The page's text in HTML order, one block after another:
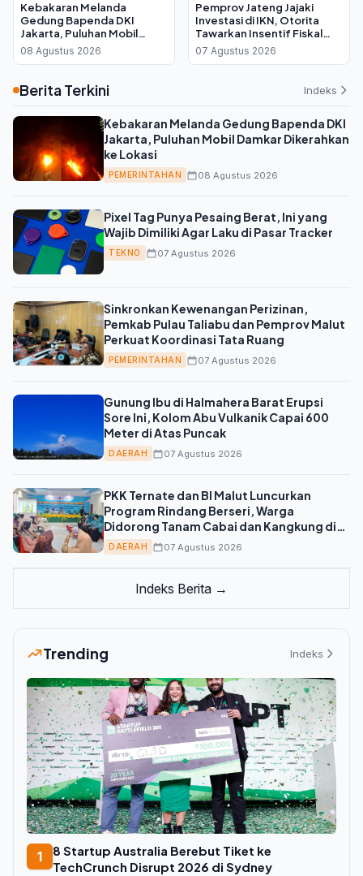
Kebakaran Melanda
Gedung Bapenda DKI
Jakarta, Puluhan Mobil
Damkar Dikerahkan ke
Lokasi
08 Agustus 2026
Pemprov Jateng Jajaki
Investasi di IKN, Otorita
Tawarkan Insentif Fiskal
bagi Daerah Mitra
07 Agustus 2026
Berita Terkini Indeks
Kebakaran Melanda Gedung Bapenda DKI
Jakarta, Puluhan Mobil Damkar Dikerahkan
ke Lokasi
PEMERINTAHAN 08 Agustus 2026
Pixel Tag Punya Pesaing Berat, Ini yang
Wajib Dimiliki Agar Laku di Pasar Tracker
TEKNO 07 Agustus 2026
Sinkronkan Kewenangan Perizinan,
Pemkab Pulau Taliabu dan Pemprov Malut
Perkuat Koordinasi Tata Ruang
PEMERINTAHAN 07 Agustus 2026
Gunung Ibu di Halmahera Barat Erupsi
Sore Ini, Kolom Abu Vulkanik Capai 600
Meter di Atas Puncak
DAERAH 07 Agustus 2026
PKK Ternate dan BI Malut Luncurkan
Program Rindang Berseri, Warga
Didorong Tanam Cabai dan Kangkung di
Pekarangan
DAERAH 07 Agustus 2026
Indeks Berita →
Trending Indeks
1
8 Startup Australia Berebut Tiket ke
TechCrunch Disrupt 2026 di Sydney